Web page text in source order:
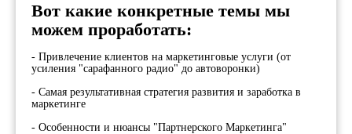
Вот какие конкретные темы мы
можем проработать:
- Привлечение клиентов на маркетинговые услуги (от
усиления "сарафанного радио" до автоворонки)
- Самая результативная стратегия развития и заработка в
маркетинге
- Особенности и нюансы "Партнерского Маркетинга"